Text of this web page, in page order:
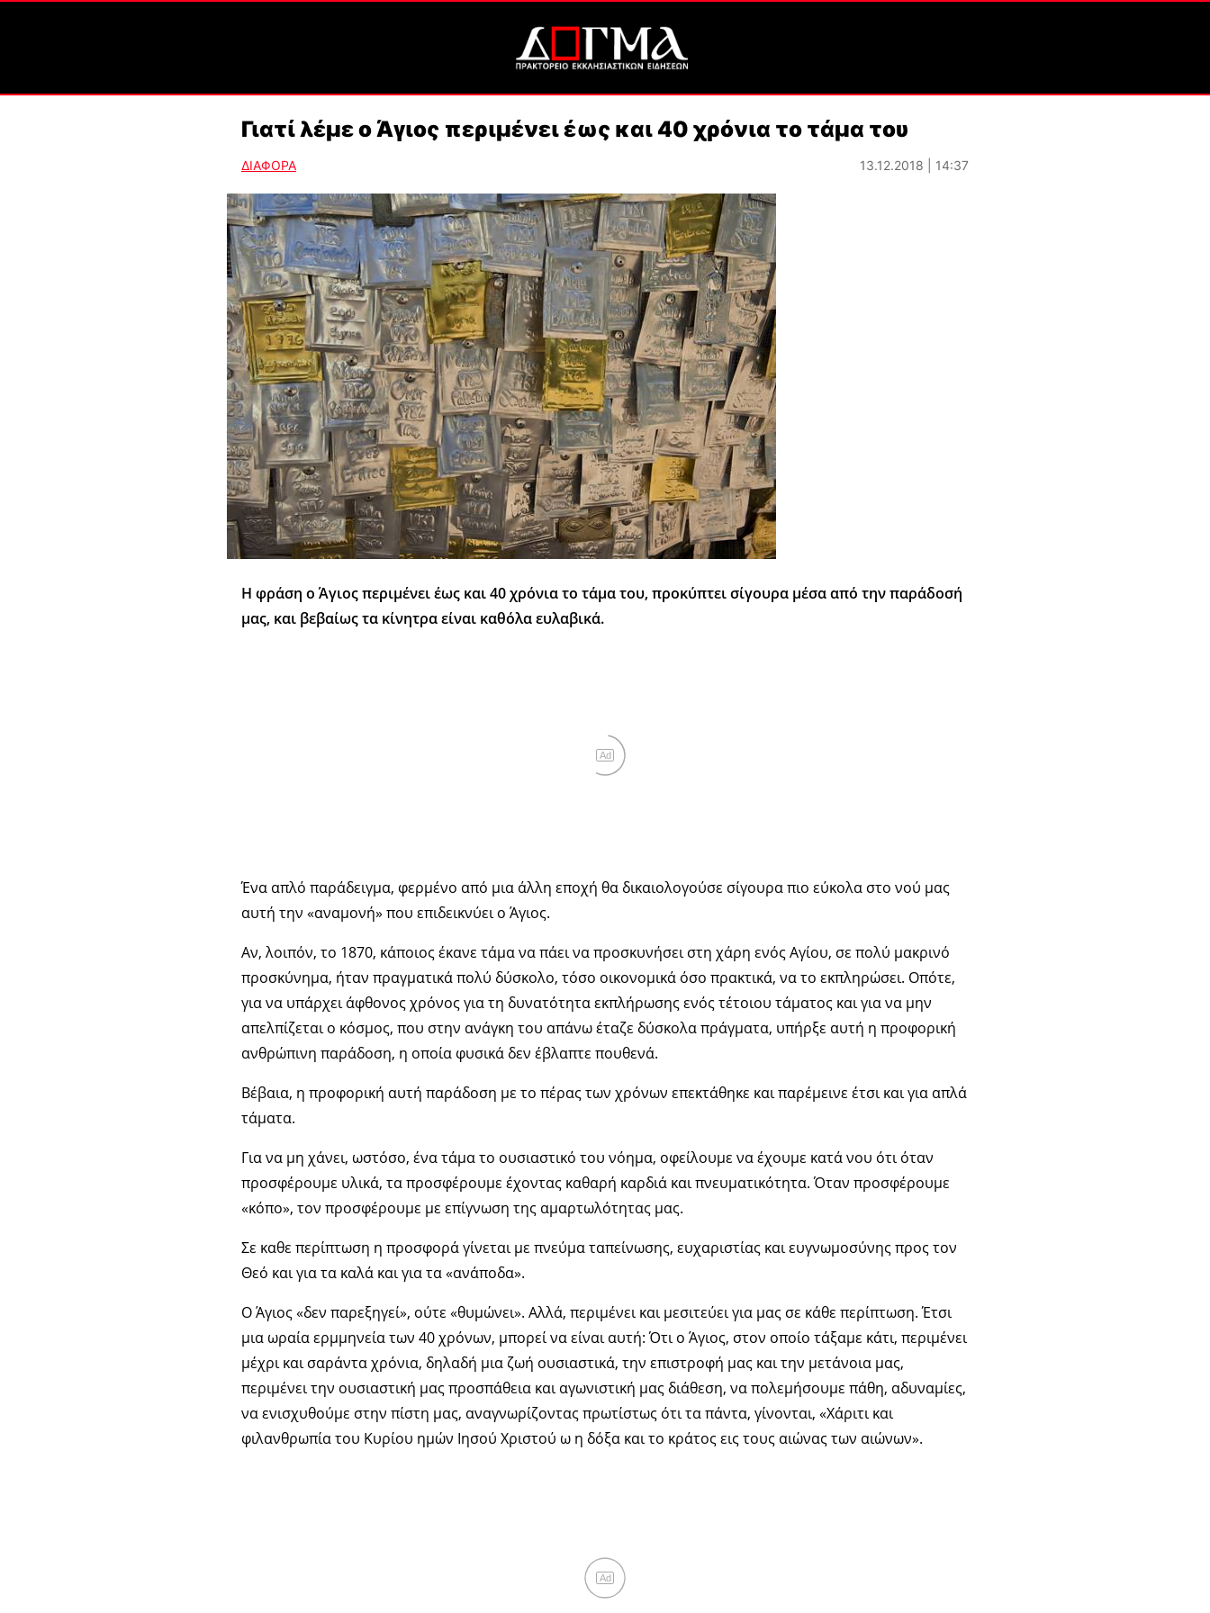
Γιατί λέμε ο Άγιος περιμένει έως και 40 χρόνια το τάμα του
ΔΙΑΦΟΡΑ 13.12.2018 | 14:37
Η φράση ο Άγιος περιμένει έως και 40 χρόνια το τάμα του, προκύπτει σίγουρα μέσα από την παράδοσή
μας, και βεβαίως τα κίνητρα είναι καθόλα ευλαβικά.
Ad
Ένα απλό παράδειγμα, φερμένο από μια άλλη εποχή θα δικαιολογούσε σίγουρα πιο εύκολα στο νού μας
αυτή την «αναμονή» που επιδεικνύει ο Άγιος.
Αν, λοιπόν, το 1870, κάποιος έκανε τάμα να πάει να προσκυνήσει στη χάρη ενός Αγίου, σε πολύ μακρινό
προσκύνημα, ήταν πραγματικά πολύ δύσκολο, τόσο οικονομικά όσο πρακτικά, να το εκπληρώσει. Οπότε,
για να υπάρχει άφθονος χρόνος για τη δυνατότητα εκπλήρωσης ενός τέτοιου τάματος και για να μην
απελπίζεται ο κόσμος, που στην ανάγκη του απάνω έταζε δύσκολα πράγματα, υπήρξε αυτή η προφορική
ανθρώπινη παράδοση, η οποία φυσικά δεν έβλαπτε πουθενά.
Βέβαια, η προφορική αυτή παράδοση με το πέρας των χρόνων επεκτάθηκε και παρέμεινε έτσι και για απλά
τάματα.
Για να μη χάνει, ωστόσο, ένα τάμα το ουσιαστικό του νόημα, οφείλουμε να έχουμε κατά νου ότι όταν
προσφέρουμε υλικά, τα προσφέρουμε έχοντας καθαρή καρδιά και πνευματικότητα. Όταν προσφέρουμε
«κόπο», τον προσφέρουμε με επίγνωση της αμαρτωλότητας μας.
Σε καθε περίπτωση η προσφορά γίνεται με πνεύμα ταπείνωσης, ευχαριστίας και ευγνωμοσύνης προς τον
Θεό και για τα καλά και για τα «ανάποδα».
Ο Άγιος «δεν παρεξηγεί», ούτε «θυμώνει». Αλλά, περιμένει και μεσιτεύει για μας σε κάθε περίπτωση. Έτσι
μια ωραία ερμμηνεία των 40 χρόνων, μπορεί να είναι αυτή: Ότι ο Άγιος, στον οποίο τάξαμε κάτι, περιμένει
μέχρι και σαράντα χρόνια, δηλαδή μια ζωή ουσιαστικά, την επιστροφή μας και την μετάνοια μας,
περιμένει την ουσιαστική μας προσπάθεια και αγωνιστική μας διάθεση, να πολεμήσουμε πάθη, αδυναμίες,
να ενισχυθούμε στην πίστη μας, αναγνωρίζοντας πρωτίστως ότι τα πάντα, γίνονται, «Χάριτι και
φιλανθρωπία του Κυρίου ημών Ιησού Χριστού ω η δόξα και το κράτος εις τους αιώνας των αιώνων».
Ad